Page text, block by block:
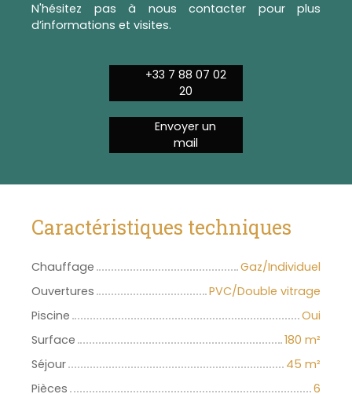
N'hésitez pas à nous contacter pour plus
d’informations et visites.
+33 7 88 07 02
20
Envoyer un
mail
Caractéristiques techniques
Chauffage
Gaz/Individuel
Ouvertures
PVC/Double vitrage
Piscine
Oui
Surface
180 m²
Séjour
45 m²
Pièces
6